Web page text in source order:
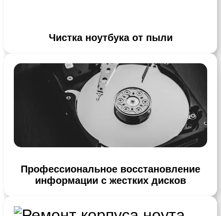
Чистка ноутбука от пыли
Профессиональное восстановление
информации с жестких дисков